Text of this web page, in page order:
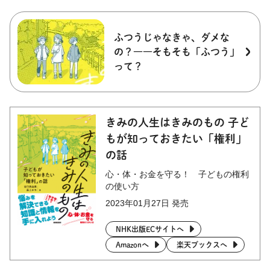
ふつうじゃなきゃ、ダメな
の？――そもそも「ふつう」
って？
きみの人生はきみのもの 子ど
もが知っておきたい「権利」
の話
心・体・お金を守る！ 子どもの権利
の使い方
2023年01月27日 発売
NHK出版ECサイトへ
Amazonへ 楽天ブックスへ